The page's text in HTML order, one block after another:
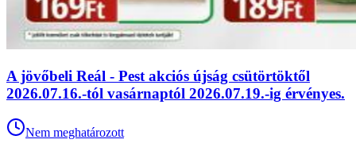
A jövőbeli Reál - Pest akciós újság csütörtöktől
2026.07.16.-tól vasárnaptól 2026.07.19.-ig érvényes.
Nem meghatározott